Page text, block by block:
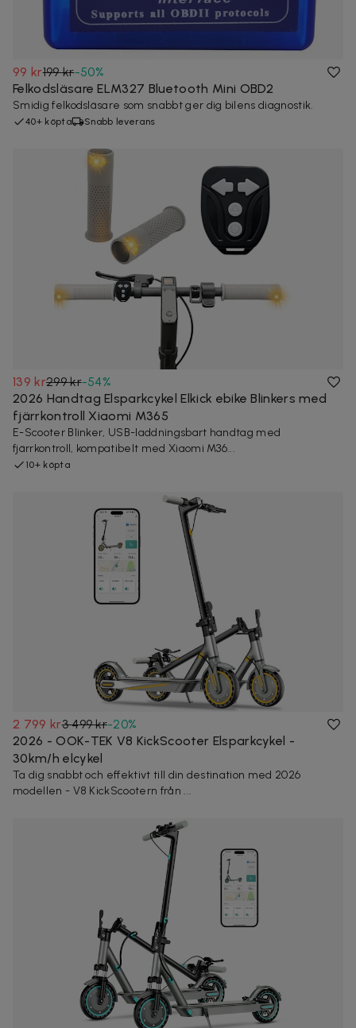
99 kr199 kr-50%
Felkodsläsare ELM327 Bluetooth Mini OBD2
Smidig felkodsläsare som snabbt ger dig bilens diagnostik.
40+ köpta Snabb leverans
139 kr299 kr-54%
2026 Handtag Elsparkcykel Elkick ebike Blinkers med
fjärrkontroll Xiaomi M365
E-Scooter Blinker, USB-laddningsbart handtag med
fjärrkontroll, kompatibelt med Xiaomi M36...
10+ köpta
2 799 kr3 499 kr-20%
2026 - OOK-TEK V8 KickScooter Elsparkcykel -
30km/h elcykel
Ta dig snabbt och effektivt till din destination med 2026
modellen - V8 KickScootern från ...